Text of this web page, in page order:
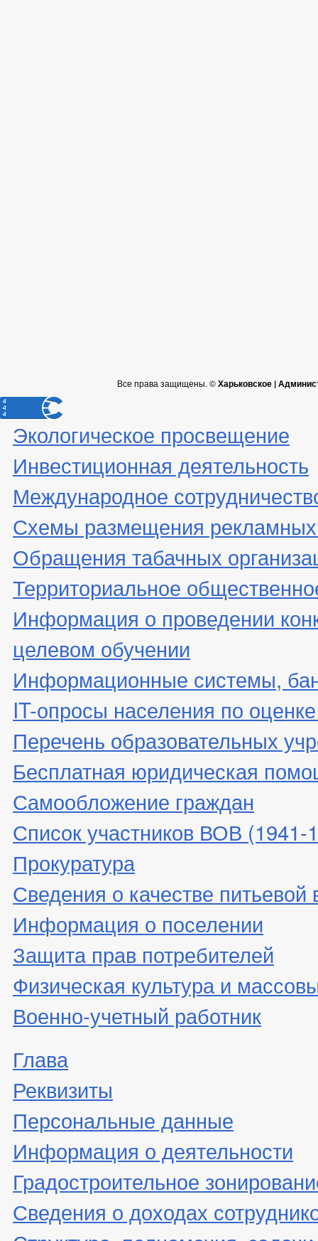
Все права защищены. ©Харьковское |
Экологическое просвещение
Инвестиционная деятельность
Международное
Схемы размещения рекламных
Обращения табачных
Территориальное
Информация о проведении
целевом обучении
Информационные системы,
IT-опросы населения по
Перечень образовательных
Бесплатная юридическая
Самообложение граждан
Список участников ВОВ (1941-
Прокуратура
Сведения о качестве питьевой
Информация о поселении
Защита прав потребителей
Физическая культура и
Военно-учетный работник
Глава
Реквизиты
Персональные данные
Информация о деятельности
Градостроительное
Сведения о доходах